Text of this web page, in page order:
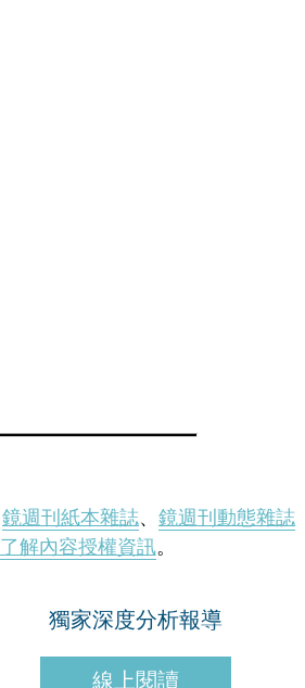
鏡週刊紙本雜誌、 鏡週刊動態雜誌
了解內容授權資訊。
獨家深度分析報導
線上閱讀